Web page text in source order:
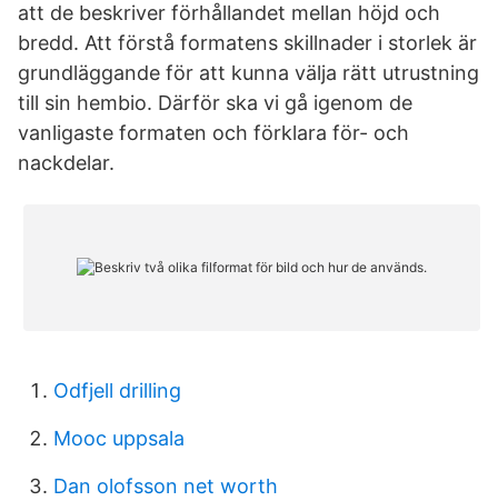
att de beskriver förhållandet mellan höjd och
bredd. Att förstå formatens skillnader i storlek är
grundläggande för att kunna välja rätt utrustning
till sin hembio. Därför ska vi gå igenom de
vanligaste formaten och förklara för- och
nackdelar.
Odfjell drilling
Mooc uppsala
Dan olofsson net worth